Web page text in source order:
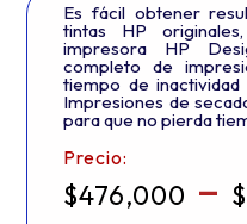
Es fácil obtener
tintas HP
impresora HP
completo de
tiempo de
Impresiones de
para que no pierda
Precio:
$476,000 – $